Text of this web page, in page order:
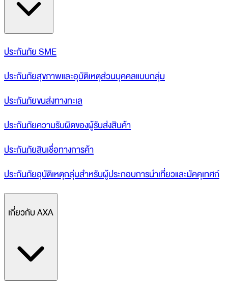
ประกันภัย SME
ประกันภัยสุขภาพและอุบัติเหตุส่วนบุคคลแบบกลุ่ม
ประกันภัยขนส่งทางทะเล
ประกันภัยความรับผิดของผู้รับส่งสินค้า
ประกันภัยสินเชื่อทางการค้า
ประกันภัยอุบัติเหตุกลุ่มสำหรับผู้ประกอบการนำเที่ยวและมัคคุเทศก์
เกี่ยวกับ AXA